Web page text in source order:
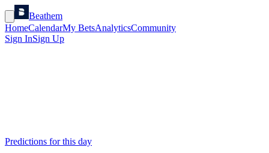
Beathem
HomeCalendarMy BetsAnalyticsCommunity
Sign InSign Up
Predictions for this day